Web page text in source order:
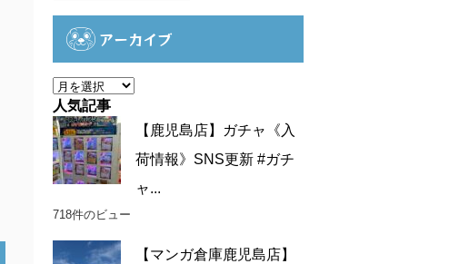
アーカイブ
ア
ー
カ
イ
ブ
人気記事
【鹿児島店】ガチャ《入
荷情報》SNS更新 #ガチ
ャ...
718件のビュー
【マンガ倉庫鹿児島店】